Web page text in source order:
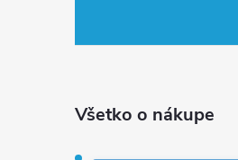
Všetko o nákupe